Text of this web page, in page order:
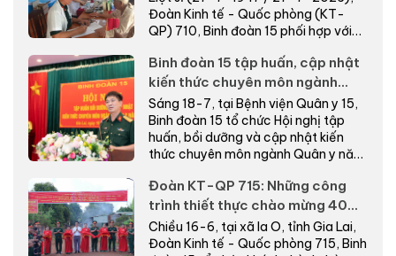
Đoàn Kinh tế - Quốc phòng (KT-
QP) 710, Binh đoàn 15 phối hợp với
Binh đoàn 15 tập huấn, cập nhật
kiến thức chuyên môn ngành
Quân y năm 2026
Sáng 18-7, tại Bệnh viện Quân y 15,
Binh đoàn 15 tổ chức Hội nghị tập
huấn, bồi dưỡng và cập nhật kiến
thức chuyên môn ngành Quân y năm
Đoàn KT-QP 715: Những công
trình thiết thực chào mừng 40
năm Ngày truyền thống
Chiều 16-6, tại xã Ia O, tỉnh Gia Lai,
Đoàn Kinh tế - Quốc phòng 715, Binh